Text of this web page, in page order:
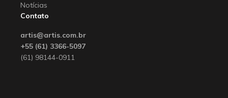
Notícias
Contato
artis@artis.com.br
+55 (61) 3366-5097
(61) 98144-0911